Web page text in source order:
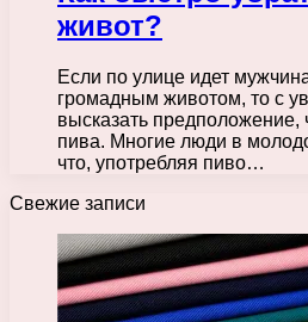
живот?
Если по улице идет
громадным животом, то с
высказать предположение,
пива. Многие люди в
что, употребляя пиво…
Свежие записи